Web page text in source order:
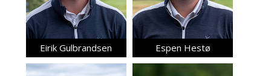
Eirik Gulbrandsen Espen Hestø